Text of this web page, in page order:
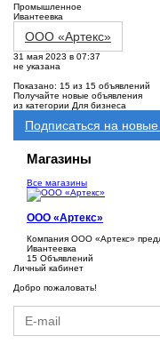
Промышленное
Ивантеевка
ООО «Артекс»
31 мая 2023 в 07:37
не указана
Показано: 15 из 15 объявлений
Получайте новые объявления
из категории Для бизнеса
Подписаться на
Магазины
Все магазины
ООО «Артекс»
Компания ООО «Артекс»
Ивантеевка
15 Объявлений
Личный кабинет
Добро пожаловать!